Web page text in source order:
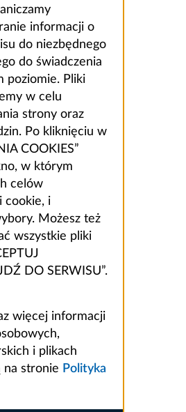
informacji o
do niezbędnego
do świadczenia
poziomie. Pliki
w celu
strony oraz
Po kliknięciu w
COOKIES”
w którym
celów
cookie, i
Możesz też
wszystkie pliki
DO SERWISU”.
więcej informacji
i plikach
na stronie Polityka